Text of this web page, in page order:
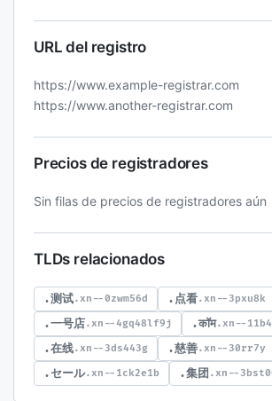
URL del registro
https://www.example-registrar.com
https://www.another-registrar.com
Precios de registradores
Sin filas de precios de registradores aún
TLDs relacionados
.测试.xn--0zwm56d .点看.xn--3pxu8k
.一号店.xn--4gq48lf9j .कॉम.xn--
.在线.xn--3ds443g .慈善.xn--30rr7y
.セール.xn--1ck2e1b .集团 .xn--